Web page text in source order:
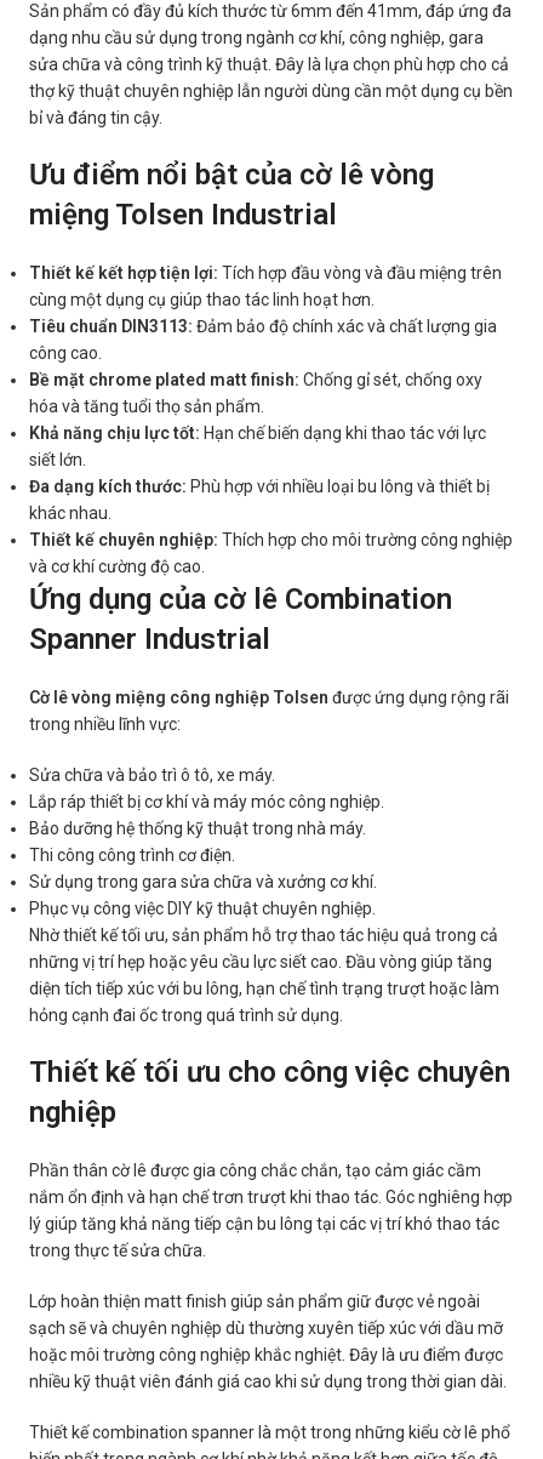
Sản phẩm có đầy đủ kích thước từ 6mm đến 41mm, đáp ứng đa
dạng nhu cầu sử dụng trong ngành cơ khí, công nghiệp, gara
sửa chữa và công trình kỹ thuật. Đây là lựa chọn phù hợp cho cả
thợ kỹ thuật chuyên nghiệp lẫn người dùng cần một dụng cụ bền
bỉ và đáng tin cậy.
Ưu điểm nổi bật của cờ lê vòng
miệng Tolsen Industrial
Thiết kế kết hợp tiện lợi: Tích hợp đầu vòng và đầu miệng trên
cùng một dụng cụ giúp thao tác linh hoạt hơn.
Tiêu chuẩn DIN3113: Đảm bảo độ chính xác và chất lượng gia
công cao.
Bề mặt chrome plated matt finish: Chống gỉ sét, chống oxy
hóa và tăng tuổi thọ sản phẩm.
Khả năng chịu lực tốt: Hạn chế biến dạng khi thao tác với lực
siết lớn.
Đa dạng kích thước: Phù hợp với nhiều loại bu lông và thiết bị
khác nhau.
Thiết kế chuyên nghiệp: Thích hợp cho môi trường công nghiệp
và cơ khí cường độ cao.
Ứng dụng của cờ lê Combination
Spanner Industrial
Cờ lê vòng miệng công nghiệp Tolsen được ứng dụng rộng rãi
trong nhiều lĩnh vực:
Sửa chữa và bảo trì ô tô, xe máy.
Lắp ráp thiết bị cơ khí và máy móc công nghiệp.
Bảo dưỡng hệ thống kỹ thuật trong nhà máy.
Thi công công trình cơ điện.
Sử dụng trong gara sửa chữa và xưởng cơ khí.
Phục vụ công việc DIY kỹ thuật chuyên nghiệp.
Nhờ thiết kế tối ưu, sản phẩm hỗ trợ thao tác hiệu quả trong cả
những vị trí hẹp hoặc yêu cầu lực siết cao. Đầu vòng giúp tăng
diện tích tiếp xúc với bu lông, hạn chế tình trạng trượt hoặc làm
hỏng cạnh đai ốc trong quá trình sử dụng.
Thiết kế tối ưu cho công việc chuyên
nghiệp
Phần thân cờ lê được gia công chắc chắn, tạo cảm giác cầm
nắm ổn định và hạn chế trơn trượt khi thao tác. Góc nghiêng hợp
lý giúp tăng khả năng tiếp cận bu lông tại các vị trí khó thao tác
trong thực tế sửa chữa.
Lớp hoàn thiện matt finish giúp sản phẩm giữ được vẻ ngoài
sạch sẽ và chuyên nghiệp dù thường xuyên tiếp xúc với dầu mỡ
hoặc môi trường công nghiệp khắc nghiệt. Đây là ưu điểm được
nhiều kỹ thuật viên đánh giá cao khi sử dụng trong thời gian dài.
Thiết kế combination spanner là một trong những kiểu cờ lê phổ